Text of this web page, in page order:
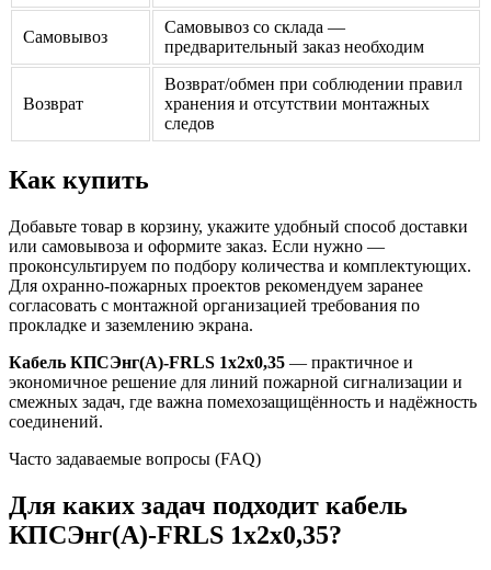
Самовывоз
Самовывоз со склада —
предварительный заказ необходим
Возврат
Возврат/обмен при соблюдении правил
хранения и отсутствии монтажных
следов
Как купить
Добавьте товар в корзину, укажите удобный способ доставки
или самовывоза и оформите заказ. Если нужно —
проконсультируем по подбору количества и комплектующих.
Для охранно-пожарных проектов рекомендуем заранее
согласовать с монтажной организацией требования по
прокладке и заземлению экрана.
Кабель КПСЭнг(A)-FRLS 1x2x0,35 — практичное и
экономичное решение для линий пожарной сигнализации и
смежных задач, где важна помехозащищённость и надёжность
соединений.
Часто задаваемые вопросы (FAQ)
Для каких задач подходит кабель
КПСЭнг(A)-FRLS 1x2x0,35?